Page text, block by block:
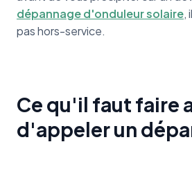
dépannage d'onduleur solaire,
pas hors-service.
Ce qu'il faut faire
d'appeler un